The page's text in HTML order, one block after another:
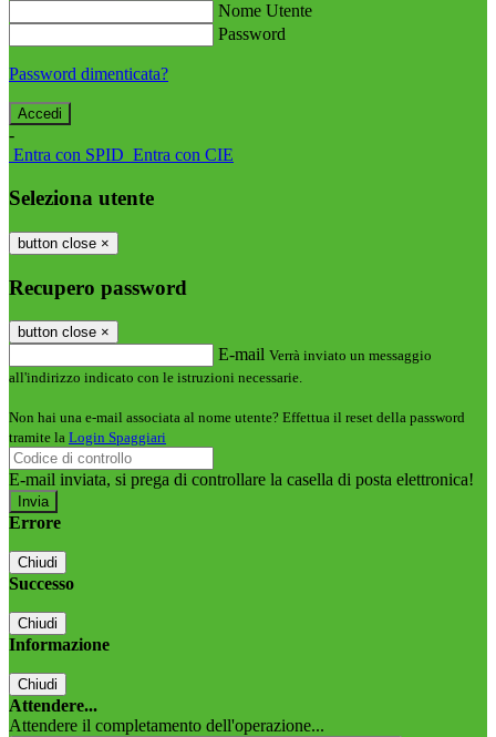
Nome Utente
Password
Password dimenticata?
-
Entra con SPID Entra con CIE
Seleziona utente
button close ×
Recupero password
button close ×
E-mail Verrà inviato un messaggio
all'indirizzo indicato con le istruzioni necessarie.
Non hai una e-mail associata al nome utente? Effettua il reset della password
tramite la Login Spaggiari
E-mail inviata, si prega di controllare la casella di posta elettronica!
Errore
Chiudi
Successo
Chiudi
Informazione
Chiudi
Attendere...
Attendere il completamento dell'operazione...